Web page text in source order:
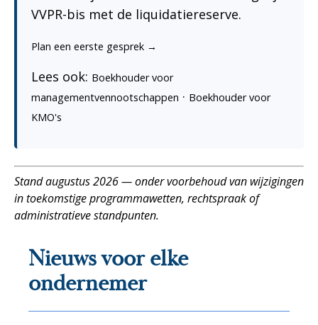
VVPR-bis met de liquidatiereserve.
Plan een eerste gesprek →
Lees ook: Boekhouder voor
managementvennootschappen · Boekhouder voor
KMO's
Stand augustus 2026 — onder voorbehoud van wijzigingen
in toekomstige programmawetten, rechtspraak of
administratieve standpunten.
Nieuws voor elke
ondernemer